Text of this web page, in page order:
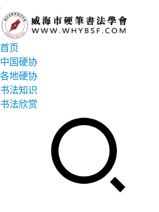
首页
中国硬协
各地硬协
书法知识
书法欣赏